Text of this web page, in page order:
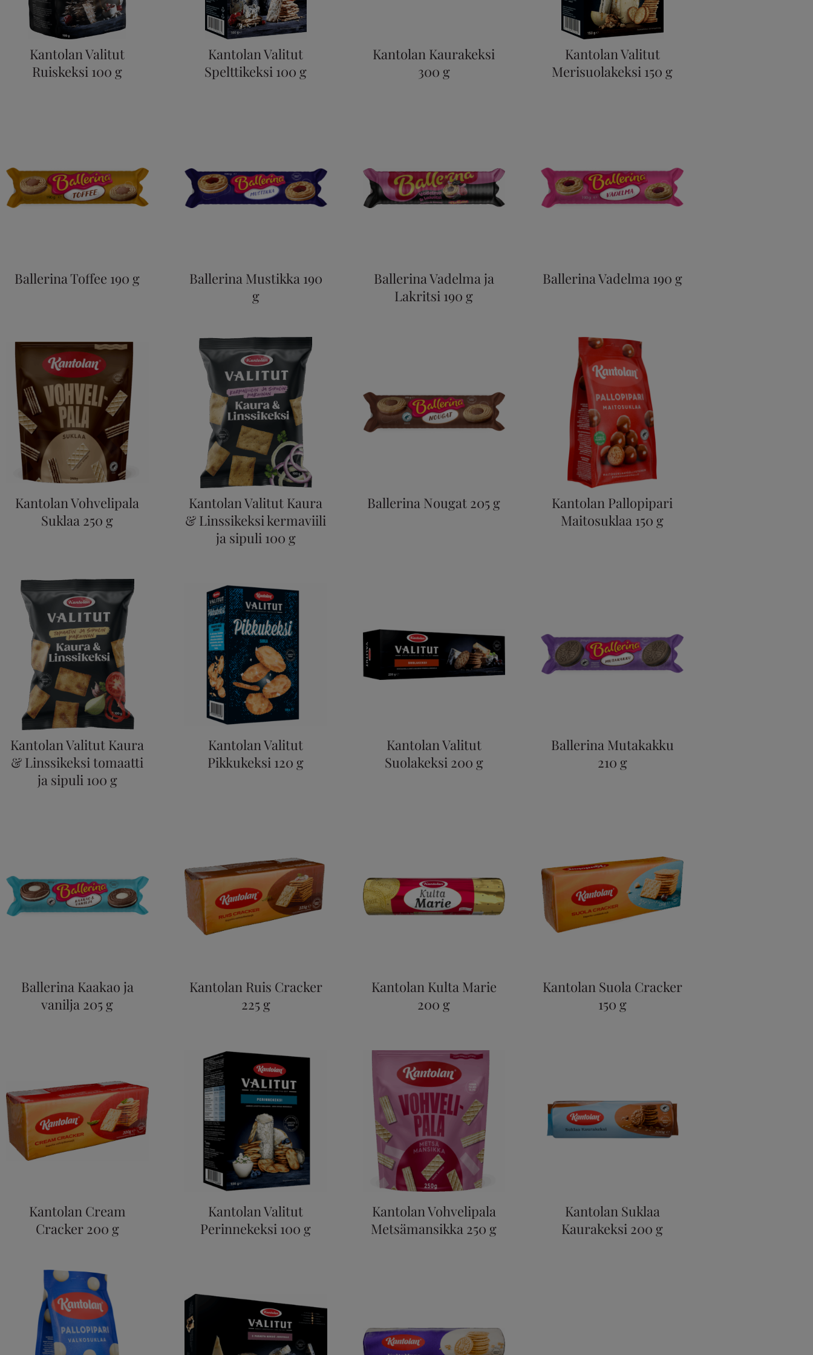
Kantolan Valitut
Ruiskeksi 100 g
Kantolan Valitut
Spelttikeksi 100 g
Kantolan Kaurakeksi
300 g
Kantolan Valitut
Merisuolakeksi 150 g
Ballerina Toffee 190 g
Ballerina Mustikka 190
g
Ballerina Vadelma ja
Lakritsi 190 g
Ballerina Vadelma 190 g
Kantolan Vohvelipala
Suklaa 250 g
Kantolan Valitut Kaura
& Linssikeksi kermaviili
ja sipuli 100 g
Ballerina Nougat 205 g
Kantolan Pallopipari
Maitosuklaa 150 g
Kantolan Valitut Kaura
& Linssikeksi tomaatti
ja sipuli 100 g
Kantolan Valitut
Pikkukeksi 120 g
Kantolan Valitut
Suolakeksi 200 g
Ballerina Mutakakku
210 g
Ballerina Kaakao ja
vanilja 205 g
Kantolan Ruis Cracker
225 g
Kantolan Kulta Marie
200 g
Kantolan Suola Cracker
150 g
Kantolan Cream
Cracker 200 g
Kantolan Valitut
Perinnekeksi 100 g
Kantolan Vohvelipala
Metsämansikka 250 g
Kantolan Suklaa
Kaurakeksi 200 g